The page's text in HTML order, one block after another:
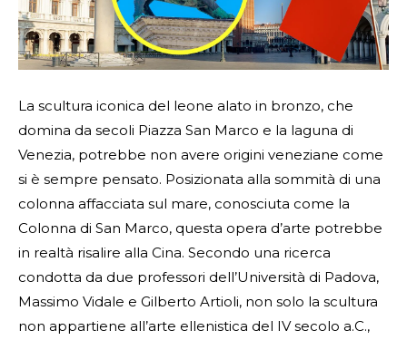
La scultura iconica del leone alato in bronzo, che
domina da secoli Piazza San Marco e la laguna di
Venezia, potrebbe non avere origini veneziane come
si è sempre pensato. Posizionata alla sommità di una
colonna affacciata sul mare, conosciuta come la
Colonna di San Marco, questa opera d’arte potrebbe
in realtà risalire alla Cina. Secondo una ricerca
condotta da due professori dell’Università di Padova,
Massimo Vidale e Gilberto Artioli, non solo la scultura
non appartiene all’arte ellenistica del IV secolo a.C.,